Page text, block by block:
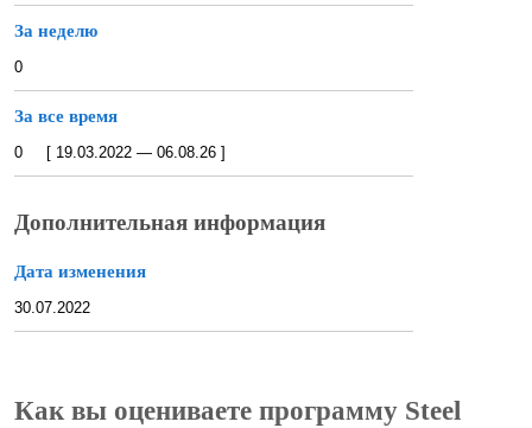
За неделю
0
За все время
0 [ 19.03.2022 — 06.08.26 ]
Дополнительная информация
Дата изменения
30.07.2022
Как вы оцениваете программу Steel